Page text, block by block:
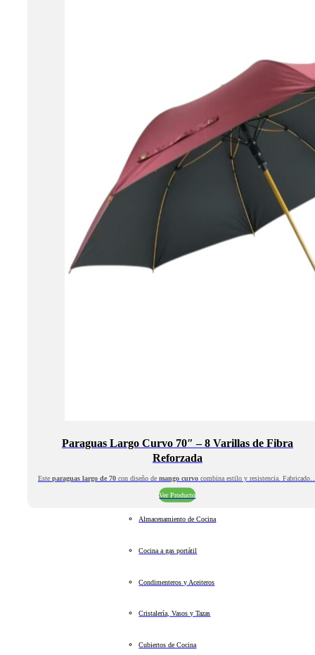
Paraguas Largo Curvo 70″ – 8 Varillas de Fibra
Reforzada
Este paraguas largo de 70con diseño de mango curvocombina estilo y resistencia.
Ver Producto
Almacenamiento de Cocina
Cocina a gas portátil
Condimenteros y Aceiteros
Cristalería, Vasos y Tazas
Cubiertos de Cocina